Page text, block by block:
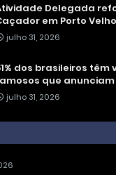
Delegada
em Porto Velho
julho 31, 2026
dos brasileiros
que
julho 31, 2026